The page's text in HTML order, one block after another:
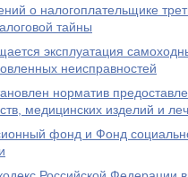
о налогоплательщике
тайны
эксплуатация
неисправностей
норматив
медицинских изделий и
фонд и Фонд